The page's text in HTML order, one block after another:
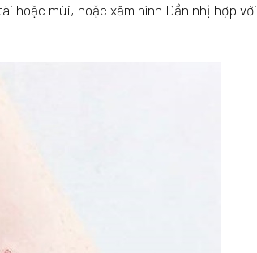
hoặc mùi, hoặc xăm hình Dần nhị hợp với